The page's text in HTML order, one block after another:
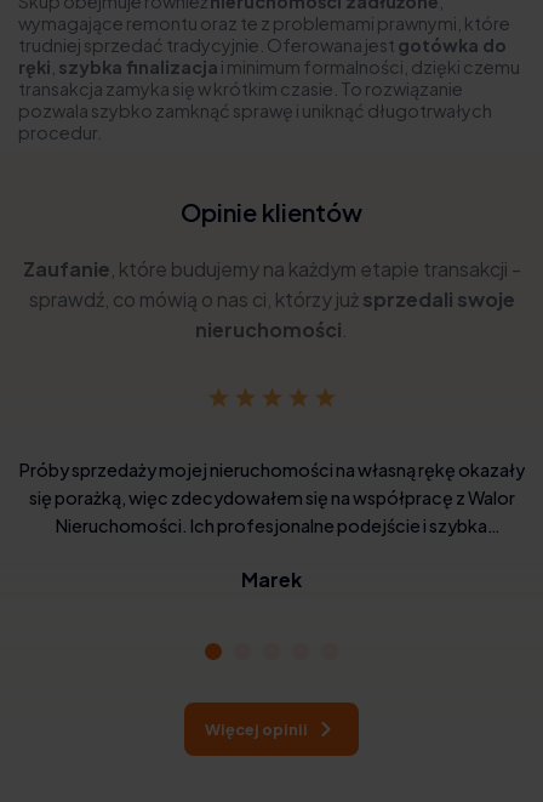
wymagające remontu oraz te z problemami prawnymi, które
trudniej sprzedać tradycyjnie. Oferowana jest gotówka do
ręki szybka finalizacja i minimum formalności, dzięki czemu
transakcja zamyka się w krótkim czasie. To rozwiązanie
pozwala szybko zamknąć sprawę i uniknąć długotrwałych
procedur.
Opinie klientów
Zaufanie, które budujemy na każdym etapie transakcji -
sprawdź, co mówią o nas ci, którzy jużsprzedali swoje
nieruchomości.
Próby sprzedaży mojej nieruchomości na własną rękę okazały
się porażką, więc zdecydowałem się na współpracę z Walor
Nieruchomości. Ich profesjonalne podejście i szybka
oni zajęli się wszystkimi formalnościami. Ich usługi są godne
Marek
Więcej opinii